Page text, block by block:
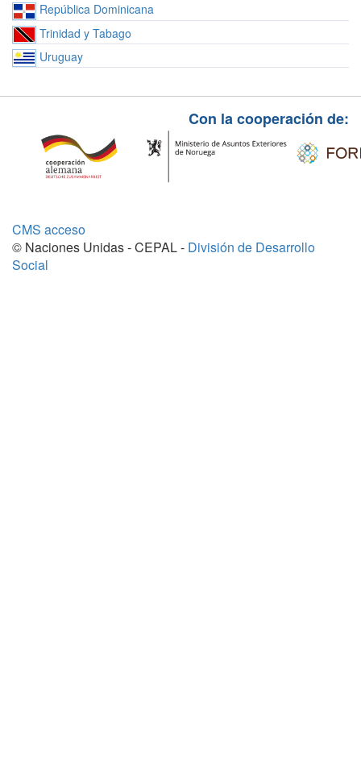
República Dominicana
Trinidad y Tabago
Uruguay
Con la cooperación de:
CMS acceso
© Naciones Unidas - CEPAL - División de Desarrollo
Social